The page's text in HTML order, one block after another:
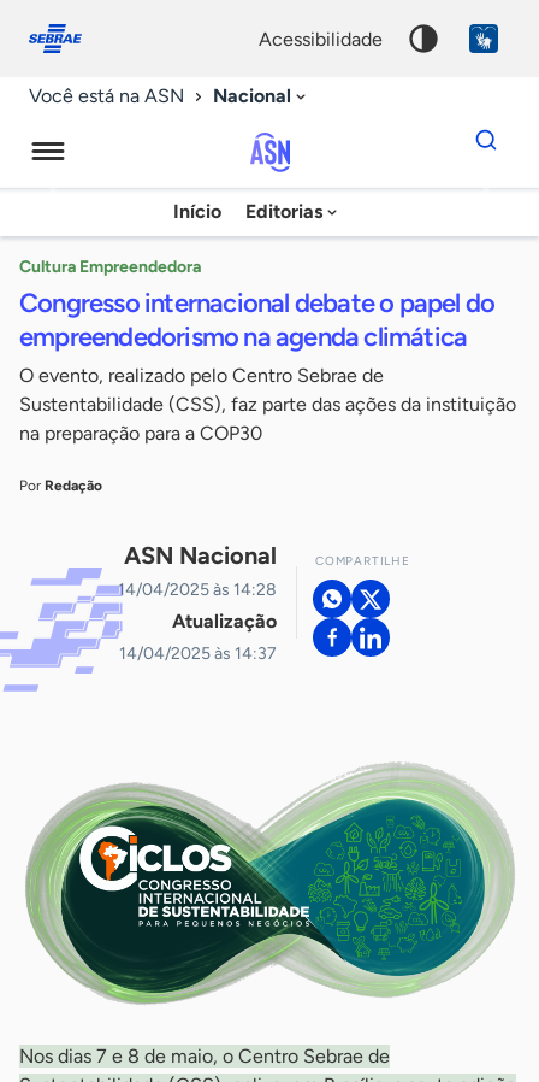
conosco
acessibilidade
Você está na ASN Nacional
Agência
Sebrae
Notícias
Início Editorias
Dados
para
chave
Cultura Empreendedora
Congresso internacional debate o papel do
empreendedorismo na agenda climática
O evento, realizado pelo Centro Sebrae de
Sustentabilidade (CSS), faz parte das ações da instituição
na preparação para a COP30
Por Redação
ASN Nacional
14/04/2025 às 14:28
Atualização
14/04/2025 às 14:37
COMPARTILHE
Nos dias 7 e 8 de maio, o Centro Sebrae de